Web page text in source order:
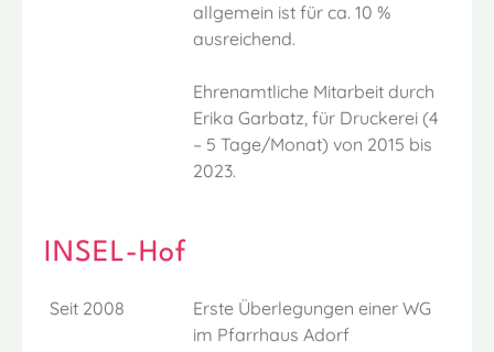
allgemein ist für ca. 10 %
ausreichend.
Ehrenamtliche Mitarbeit durch
Erika Garbatz, für Druckerei (4
– 5 Tage/Monat) von 2015 bis
2023.
INSEL-Hof
Seit 2008
Erste Überlegungen einer WG
im Pfarrhaus Adorf